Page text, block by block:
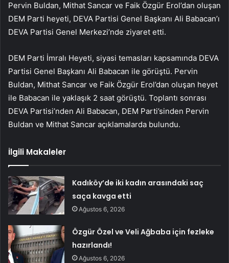
Pervin Buldan, Mithat Sancar ve Faik Özgür Erol’dan oluşan
DEM Parti heyeti, DEVA Partisi Genel Başkanı Ali Babacan’ı
DEVA Partisi Genel Merkezi’nde ziyaret etti.
DEM Parti İmralı Heyeti, siyasi temasları kapsamında DEVA
Partisi Genel Başkanı Ali Babacan ile görüştü. Pervin
Buldan, Mithat Sancar ve Faik Özgür Erol’dan oluşan heyet
ile Babacan ile yaklaşık 2 saat görüştü. Toplantı sonrası
DEVA Partisi’nden Ali Babacan, DEM Parti’sinden Pervin
Buldan ve Mithat Sancar açıklamalarda bulundu.
İlgili Makaleler
Kadıköy’de iki kadın arasındaki saç
saça kavga etti
Ağustos 6, 2026
Özgür Özel ve Veli Ağbaba için fezleke
hazırlandı!
Ağustos 6, 2026